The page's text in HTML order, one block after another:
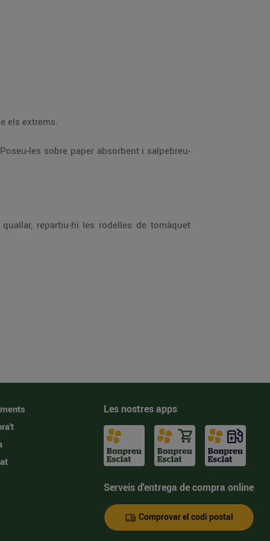
els extrems.
les sobre paper absorbent i salpebreu-
repartiu-hi les rodelles de tomàquet
Les nostres apps
Serveis d'entrega de compra online
Comprovar el codi postal